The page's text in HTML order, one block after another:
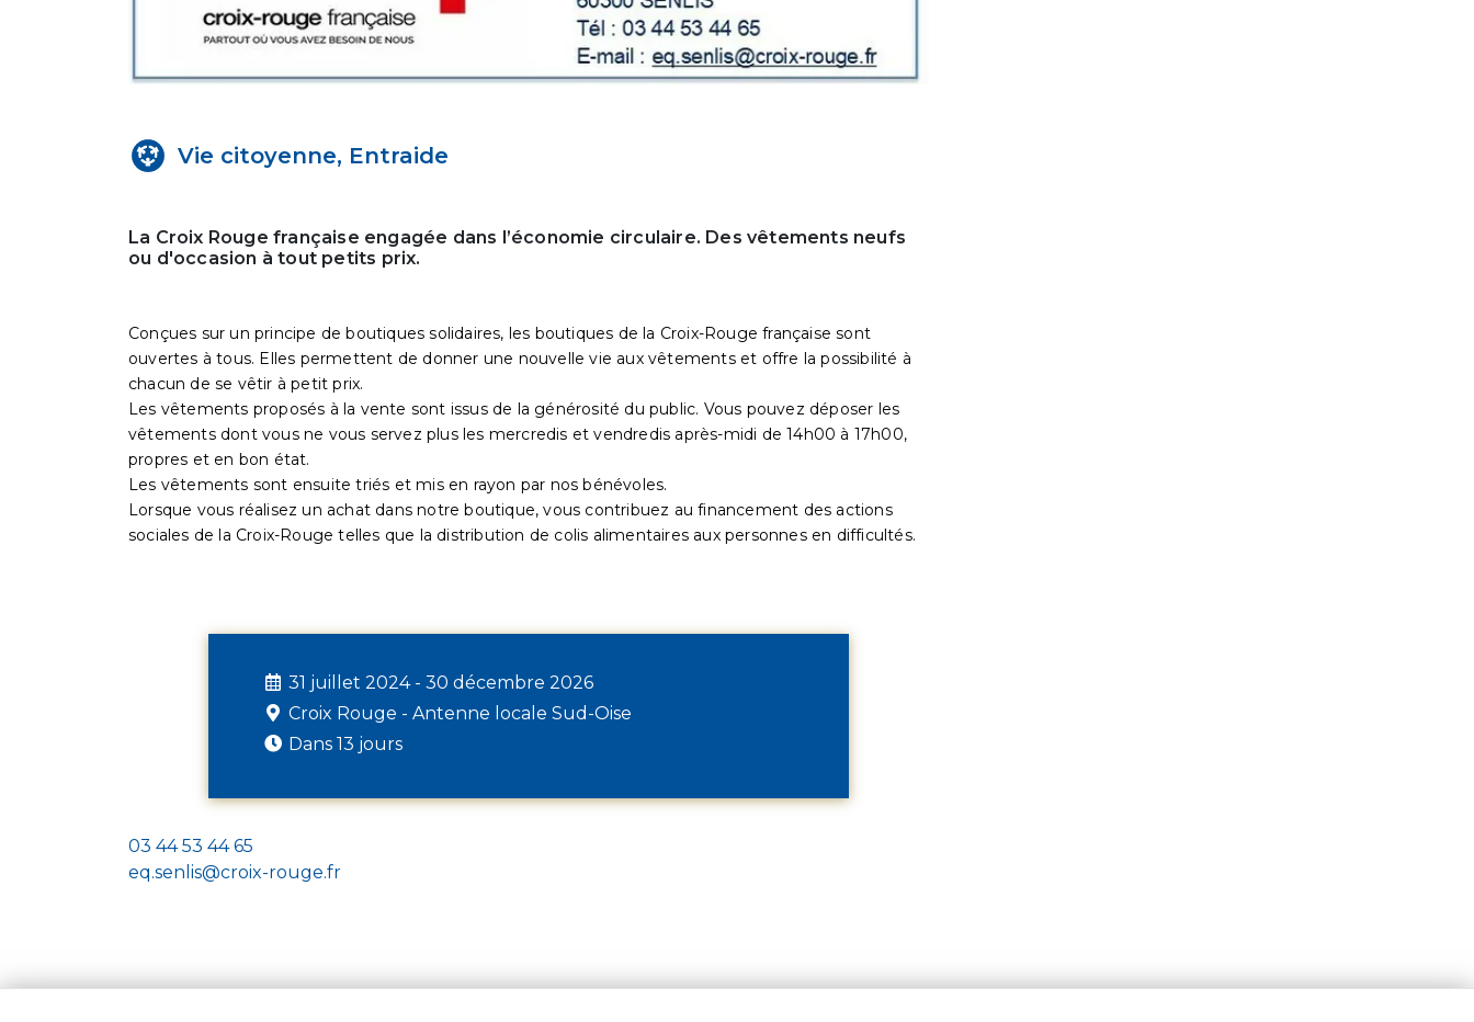
Vie citoyenne, Entraide
La Croix Rouge française engagée dans l’économie circulaire. Des vêtements neufs
ou d'occasion à tout petits prix.
Conçues sur un principe de boutiques solidaires, les boutiques de la Croix-Rouge française sont
ouvertes à tous. Elles permettent de donner une nouvelle vie aux vêtements et offre la possibilité à
chacun de se vêtir à petit prix.
Les vêtements proposés à la vente sont issus de la générosité du public. Vous pouvez déposer les
vêtements dont vous ne vous servez plus les mercredis et vendredis après-midi de 14h00 à 17h00,
propres et en bon état.
Les vêtements sont ensuite triés et mis en rayon par nos bénévoles.
Lorsque vous réalisez un achat dans notre boutique, vous contribuez au financement des actions
sociales de la Croix-Rouge telles que la distribution de colis alimentaires aux personnes en difficultés.
31 juillet 2024 - 30 décembre 2026
Croix Rouge - Antenne locale Sud-Oise
Dans 13 jours
03 44 53 44 65
eq.senlis@croix-rouge.fr